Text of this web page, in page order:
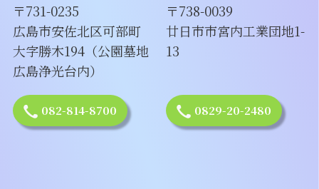
〒731-0235
広島市安佐北区可部町
大字勝木194（公園墓地
広島浄光台内）
082-814-8700
〒738-0039
廿日市市宮内工業団地1-
13
0829-20-2480